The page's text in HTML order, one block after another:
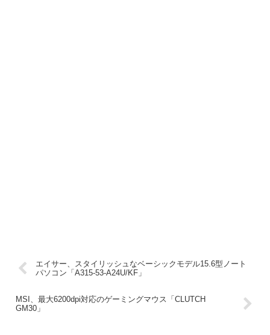
エイサー、スタイリッシュなベーシックモデル15.6型ノート
パソコン「A315-53-A24U/KF」
MSI、最大6200dpi対応のゲーミングマウス「CLUTCH
GM30」